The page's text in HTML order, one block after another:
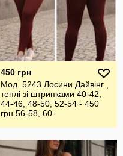
450 грн
Мод. 5243 Лосини Дайвінг ,
теплі зі штрипками 40-42,
44-46, 48-50, 52-54 - 450
грн 56-58, 60-